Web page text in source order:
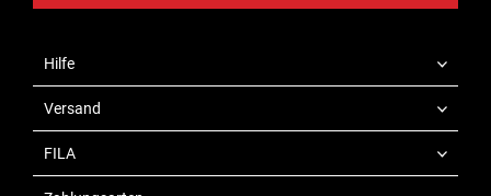
Hilfe
Versand
FILA